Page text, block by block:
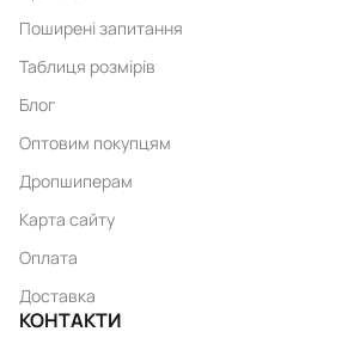
Поширені запитання
Таблиця розмірів
Блог
Оптовим покупцям
Дропшиперам
Карта сайту
Оплата
Доставка
КОНТАКТИ